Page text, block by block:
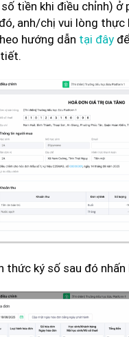
tiền khi điều chỉnh) ở
anh/chị vui lòng
hướng dẫn tại đây
thức ký số sau đó nhấn